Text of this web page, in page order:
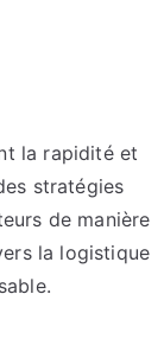
la rapidité et
stratégies
de manière
la logistique